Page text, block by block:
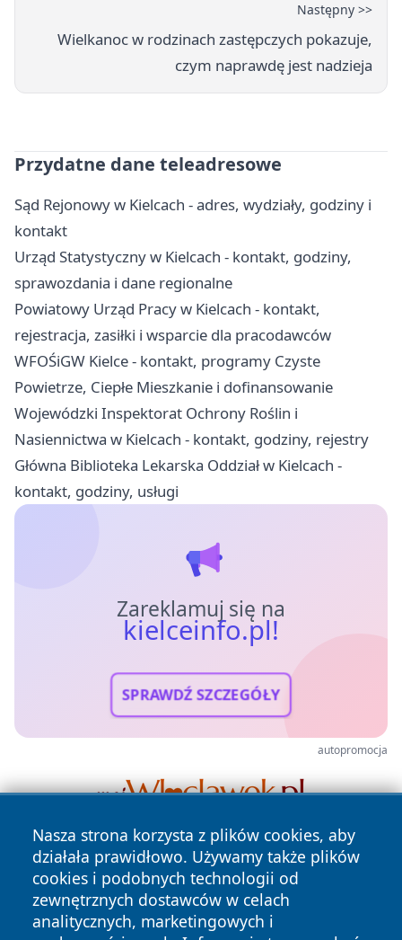
Następny >>
Wielkanoc w rodzinach zastępczych pokazuje,
czym naprawdę jest nadzieja
Przydatne dane teleadresowe
Sąd Rejonowy w Kielcach - adres, wydziały, godziny i
kontakt
Urząd Statystyczny w Kielcach - kontakt, godziny,
sprawozdania i dane regionalne
Powiatowy Urząd Pracy w Kielcach - kontakt,
rejestracja, zasiłki i wsparcie dla pracodawców
WFOŚiGW Kielce - kontakt, programy Czyste
Powietrze, Ciepłe Mieszkanie i dofinansowanie
Wojewódzki Inspektorat Ochrony Roślin i
Nasiennictwa w Kielcach - kontakt, godziny, rejestry
Główna Biblioteka Lekarska Oddział w Kielcach -
kontakt, godziny, usługi
Zareklamuj się na
kielceinfo.pl!
SPRAWDŹ SZCZEGÓŁY
autopromocja
Nasza strona korzysta z plików cookies, aby
działała prawidłowo. Używamy także plików
cookies i podobnych technologii od
zewnętrznych dostawców w celach
analitycznych, marketingowych i